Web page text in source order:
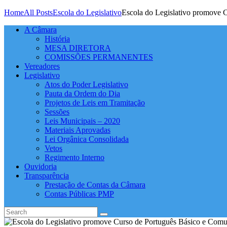
HomeAll PostsEscola do LegislativoEscola do Legislativo promove
A Câmara
História
MESA DIRETORA
COMISSÕES PERMANENTES
Vereadores
Legislativo
Atos do Poder Legislativo
Pauta da Ordem do Dia
Projetos de Leis em Tramitação
Sessões
Leis Municipais – 2020
Materiais Aprovadas
Lei Orgânica Consolidada
Vetos
Regimento Interno
Ouvidoria
Transparência
Prestação de Contas da Câmara
Contas Públicas PMP